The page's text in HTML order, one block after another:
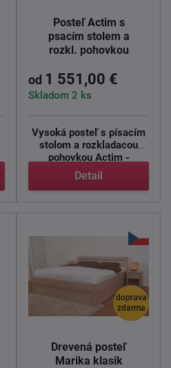
Posteľ Actim s
psacím stolem a
rozkl. pohovkou
od 1 551,00 €
Skladom 2 ks
Vysoká posteľ s písacím
stolom a rozkladacou
pohovkou Actim -
Masívna ...
Detail
doprava
zdarma
Drevená posteľ
Marika klasik